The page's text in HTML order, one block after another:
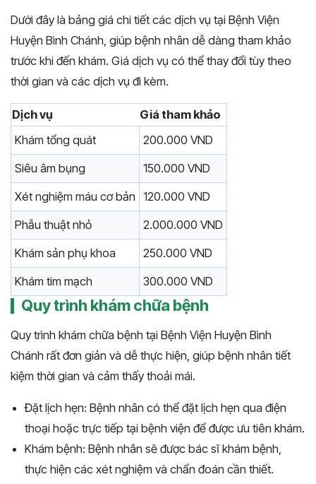
Dưới đây là bảng giá chi tiết các dịch vụ tại Bệnh Viện
Huyện Bình Chánh, giúp bệnh nhân dễ dàng tham khảo
trước khi đến khám. Giá dịch vụ có thể thay đổi tùy theo
thời gian và các dịch vụ đi kèm.
Dịch vụ
Giá tham khảo
Khám tổng quát
200.000 VND
Siêu âm bụng
150.000 VND
Xét nghiệm máu cơ bản 120.000 VND
Phẫu thuật nhỏ
2.000.000 VND
Khám sản phụ khoa
250.000 VND
Khám tim mạch
300.000 VND
Quy trình khám chữa bệnh
Quy trình khám chữa bệnh tại Bệnh Viện Huyện Bình
Chánh rất đơn giản và dễ thực hiện, giúp bệnh nhân tiết
kiệm thời gian và cảm thấy thoải mái.
Đặt lịch hẹn: Bệnh nhân có thể đặt lịch hẹn qua điện
thoại hoặc trực tiếp tại bệnh viện để được ưu tiên khám.
Khám bệnh: Bệnh nhân sẽ được bác sĩ khám bệnh,
thực hiện các xét nghiệm và chẩn đoán cần thiết.